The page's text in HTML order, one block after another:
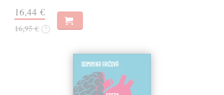
16,44 €
16,95 € ?